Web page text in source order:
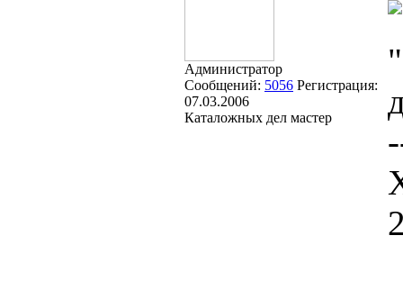
Администратор
Сообщений: 5056 Регистрация:
07.03.2006
Каталожных дел мастер